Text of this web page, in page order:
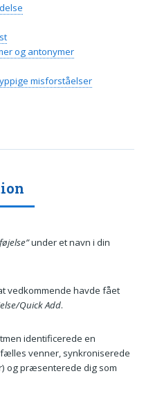
under et navn i din
vedkommende havde fået
Quick Add.
identificerede en
venner, synkroniserede
og præsenterede dig som
og antonymer
misforståelser